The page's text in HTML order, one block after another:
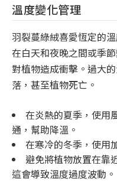
溫度變化管理
羽裂蔓綠絨喜愛恆定的
在白天和夜晚之間或季
對植物造成衝擊。過大
落，甚至植物死亡。
在炎熱的夏季，使用
通，幫助降溫。
在寒冷的冬季，使用
避免將植物放置在靠
這會導致溫度過度波動。